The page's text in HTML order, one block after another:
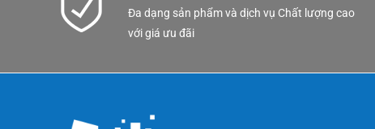
Đa dạng sản phẩm và dịch vụ Chất lượng cao
với giá ưu đãi